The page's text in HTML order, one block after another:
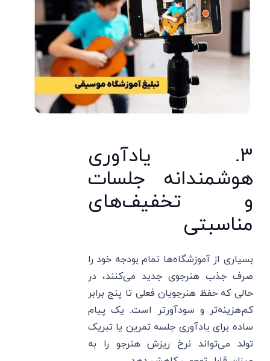
۳. یادآوری
هوشمندانه جلسات
و تخفیف‌های
مناسبتی
بسیاری از آموزشگاه‌ها تمام بودجه خود را
صرف جذب هنرجوی جدید می‌کنند، در
حالی که حفظ هنرجویان فعلی تا پنج برابر
کم‌هزینه‌تر و سودآورتر است. یک پیام
ساده برای یادآوری جلسه تمرین یا تبریک
تولد می‌تواند نرخ ریزش هنرجو را به